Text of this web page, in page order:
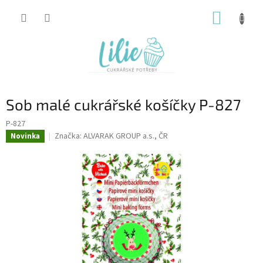
Sob malé cukrářské košíčky P-827
P-827
Novinka Značka: ALVARAK GROUP a.s., ČR